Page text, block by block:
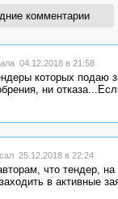
комментарии
04.12.2018 в 21:58
которых
ни
25.12.2018 в 22:24
что тендер, на
в активные